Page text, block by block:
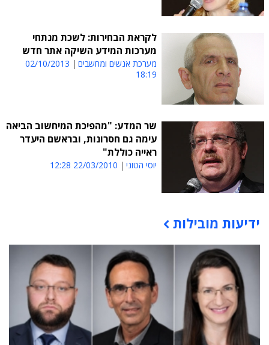
לקראת הבחירות: לשכת מנתחי
מערכות המידע השיקה אתר חדש
מערכת אנשים ומחשבים
02/10/2013
18:19
שר המדע: "מהפיכת המיחשוב הביאה
עימה גם חסרונות, ובראשם היעדר
ראייה כוללת"
יוסי הטוני 22/03/2010 12:28
תוכן פרסומי
ידיעות מובילות